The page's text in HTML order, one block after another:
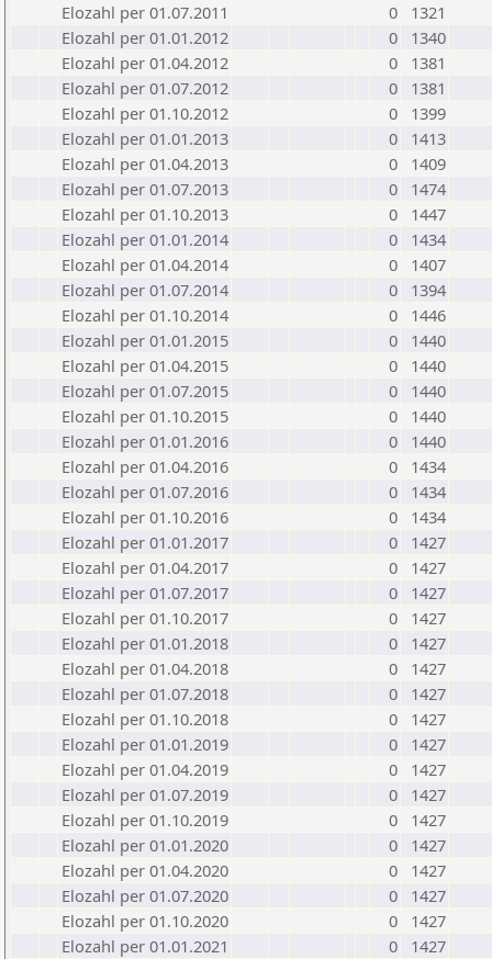
Elozahl per 01.07.2011
0
1321
Elozahl per 01.01.2012
0
1340
Elozahl per 01.04.2012
0
1381
Elozahl per 01.07.2012
0
1381
Elozahl per 01.10.2012
0
1399
Elozahl per 01.01.2013
0
1413
Elozahl per 01.04.2013
0
1409
Elozahl per 01.07.2013
0
1474
Elozahl per 01.10.2013
0
1447
Elozahl per 01.01.2014
0
1434
Elozahl per 01.04.2014
0
1407
Elozahl per 01.07.2014
0
1394
Elozahl per 01.10.2014
0
1446
Elozahl per 01.01.2015
0
1440
Elozahl per 01.04.2015
0
1440
Elozahl per 01.07.2015
0
1440
Elozahl per 01.10.2015
0
1440
Elozahl per 01.01.2016
0
1440
Elozahl per 01.04.2016
0
1434
Elozahl per 01.07.2016
0
1434
Elozahl per 01.10.2016
0
1434
Elozahl per 01.01.2017
0
1427
Elozahl per 01.04.2017
0
1427
Elozahl per 01.07.2017
0
1427
Elozahl per 01.10.2017
0
1427
Elozahl per 01.01.2018
0
1427
Elozahl per 01.04.2018
0
1427
Elozahl per 01.07.2018
0
1427
Elozahl per 01.10.2018
0
1427
Elozahl per 01.01.2019
0
1427
Elozahl per 01.04.2019
0
1427
Elozahl per 01.07.2019
0
1427
Elozahl per 01.10.2019
0
1427
Elozahl per 01.01.2020
0
1427
Elozahl per 01.04.2020
0
1427
Elozahl per 01.07.2020
0
1427
Elozahl per 01.10.2020
0
1427
Elozahl per 01.01.2021
0
1427